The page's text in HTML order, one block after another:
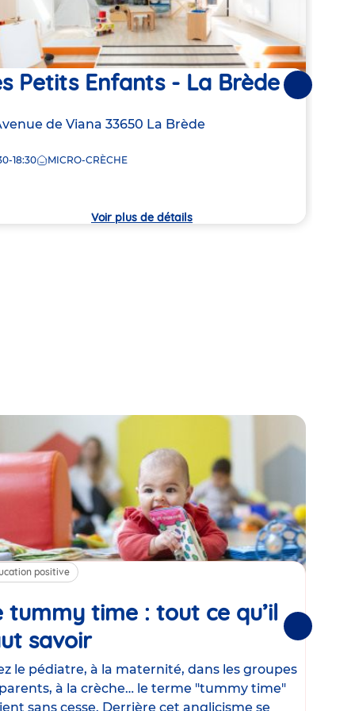
Petits Enfants - La Brède
de Viana 33650 La Brède
18:30 MICRO-CRÈCHE
Voir plus de détails
Suivantes
positive
tummy time : tout ce qu’il
savoirArticle
le pédiatre, à la maternité, dans les groupes
à la crèche… le terme "tummy time"
sans cesse. Derrière cet anglicisme se
Suivantes